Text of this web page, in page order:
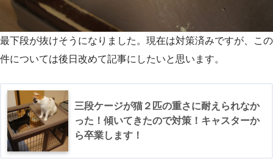
最下段が抜けそうになりました。現在は対策済みですが、この
件については後日改めて記事にしたいと思います。
三段ケージが猫２匹の重さに耐えられなか
った！傾いてきたので対策！キャスターか
ら卒業します！